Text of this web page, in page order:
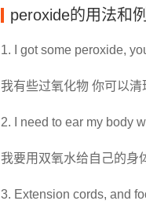
peroxide的用法和例
1. I got some peroxide,
我有些过氧化物 你可以清
2. I need to ear my body
我要用双氧水给自己的身
3. Extension cords, and